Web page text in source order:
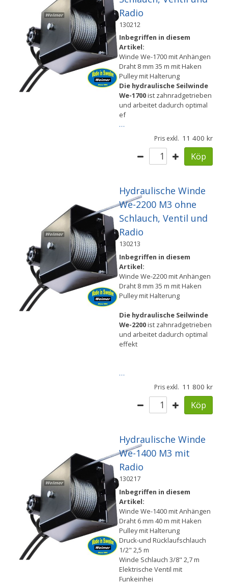
Radio
130212
Inbegriffen in diesem
Artikel:
Winde We-1700 mit Anhängen
Draht 8 mm 35 m mit Haken
Pulley mit Halterung
Die hydraulische Seilwinde
We-1700ist zahnradgetrieben
und arbeitet dadurch optimal
ef
…
Pris exkl. 11 400
Köp
Hydraulische Winde
We-2200 M3 ohne
Schlauch, Ventil und
Radio
130213
Inbegriffen in diesem
Artikel:
Winde We-2200 mit Anhängen
Draht 8 mm 35 m mit Haken
Pulley mit Halterung
Die hydraulische Seilwinde
We-2200ist zahnradgetrieben
und arbeitet dadurch optimal
effekt
…
Pris exkl. 11 800
Köp
Hydraulische Winde
We-1400 M3 mit
Radio
130217
Inbegriffen in diesem
Artikel:
Winde We-1400 mit Anhängen
Draht 6 mm 40 m mit Haken
Pulley mit Halterung
Druck-und Rücklaufschlauch
1/2" 2,5 m
Winde Schlauch 3/8" 2,7 m
Elektrische Ventil mit
Funkeinhei